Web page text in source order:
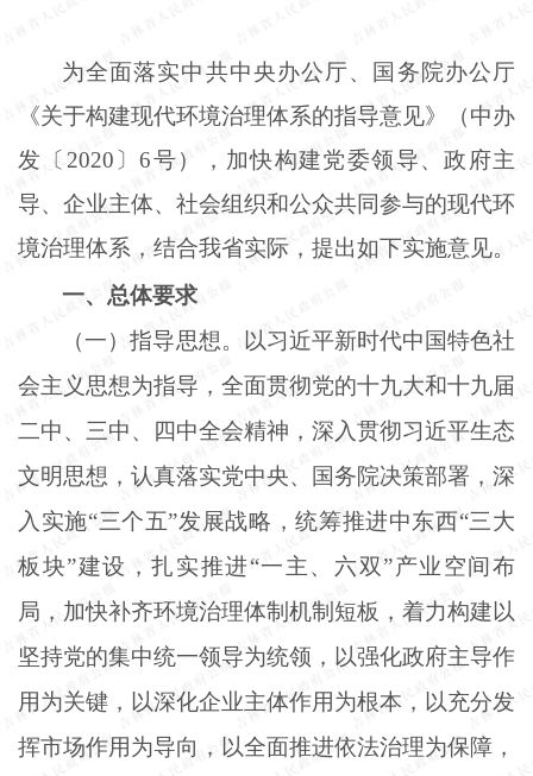
为全面落实中共中央办公厅、国务院办公厅
《关于构建现代环境治理体系的指导意见》（中办
发〔2020〕6号），加快构建党委领导、政府主
导、企业主体、社会组织和公众共同参与的现代环
境治理体系，结合我省实际，提出如下实施意见。
一、总体要求
（一）指导思想。以习近平新时代中国特色社
会主义思想为指导，全面贯彻党的十九大和十九届
二中、三中、四中全会精神，深入贯彻习近平生态
文明思想，认真落实党中央、国务院决策部署，深
入实施“三个五”发展战略，统筹推进中东西“三大
板块”建设，扎实推进“一主、六双”产业空间布
局，加快补齐环境治理体制机制短板，着力构建以
坚持党的集中统一领导为统领，以强化政府主导作
用为关键，以深化企业主体作用为根本，以充分发
挥市场作用为导向，以全面推进依法治理为保障，